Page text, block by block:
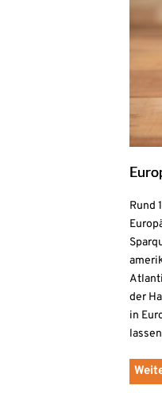
Rund
der
in